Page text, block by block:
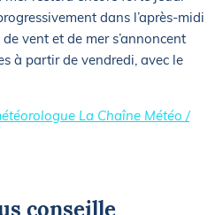
dans l’après-midi
vent et de mer s’annoncent
à partir de vendredi, avec le
La Chaîne Météo /